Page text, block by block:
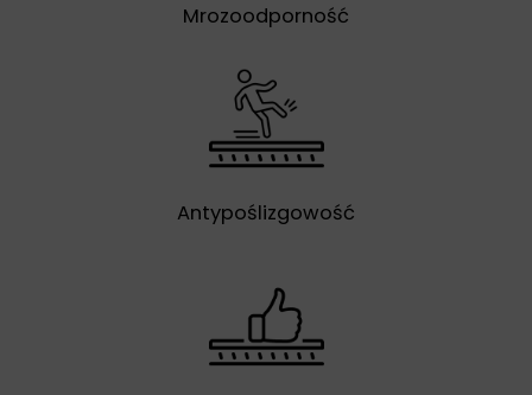
Mrozoodporność
Antypoślizgowość